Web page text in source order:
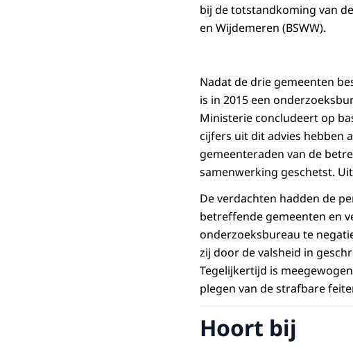
bij de totstandkoming van
en Wijdemeren (BSWW).
Nadat de drie gemeenten
is in 2015 een
Ministerie concludeert op
cijfers uit dit advies hebben
gemeenteraden van de
samenwerking geschetst.
De verdachten hadden de
betreffende gemeenten en
onderzoeksbureau te
zij door de valsheid in
Tegelijkertijd is
plegen van de strafbare
Hoort bij